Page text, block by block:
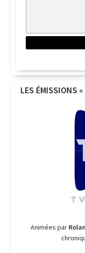
LES ÉMISSIONS
Animées par